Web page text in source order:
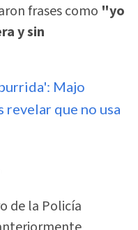
frases como "yo
y sin
Majo
revelar que no usa
de la Policía